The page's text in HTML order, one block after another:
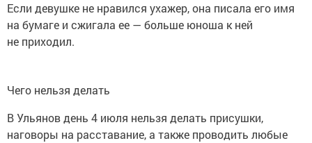
Если девушке не нравился ухажер, она писала его имя
на бумаге и сжигала ее — больше юноша к ней
не приходил.
Чего нельзя делать
В Ульянов день 4 июля нельзя делать присушки,
наговоры на расставание, а также проводить любые